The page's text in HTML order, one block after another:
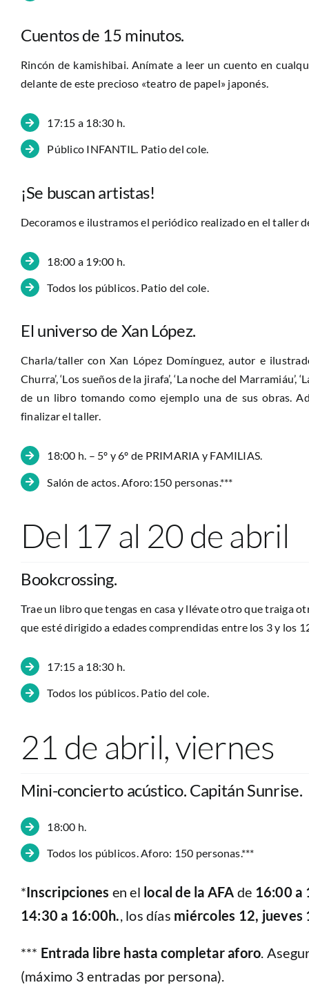
Cuentos de 15 minutos.
Rincón de kamishibai. Anímate a leer un cuento en
delante de este precioso «teatro de papel» japonés.
17:15 a 18:30 h.
Público INFANTIL. Patio del cole.
¡Se buscan artistas!
Decoramos e ilustramos el periódico realizado en el taller
18:00 a 19:00 h.
Todos los públicos. Patio del cole.
El universo de Xan López.
Charla/taller con Xan López Domínguez, autor e
Churra’, ‘Los sueños de la jirafa’, ‘La noche del
de un libro tomando como ejemplo una de sus obras.
finalizar el taller.
18:00 h. – 5º y 6º de PRIMARIA y FAMILIAS.
Salón de actos. Aforo:150 personas.***
Del 17 al 20 de abril
Bookcrossing.
Trae un libro que tengas en casa y llévate otro que traiga
que esté dirigido a edades comprendidas entre los 3 y los
17:15 a 18:30 h.
Todos los públicos. Patio del cole.
21 de abril, viernes
Mini-concierto acústico. Capitán Sunrise.
18:00 h.
Todos los públicos. Aforo: 150 personas.***
*Inscripciones en el local de la AFA de 16:00 a
14:30 a 16:00h., los días miércoles 12, jueves
*** Entrada libre hasta completar aforo.
(máximo 3 entradas por persona).